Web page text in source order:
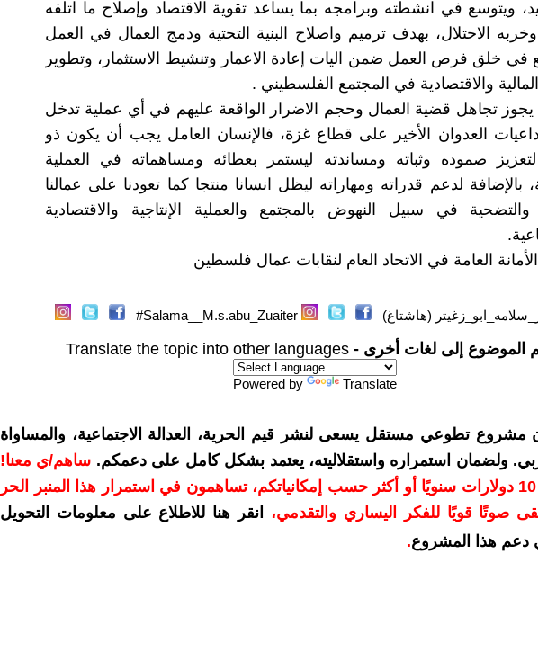
ويتوسع في انشطته وبرامجه بما يساعد تقوية الاقتصاد وإصلاح ما اتلفه
الاحتلال، بهدف ترميم واصلاح البنية التحتية ودمج العمال في العمل
في خلق فرص العمل ضمن اليات إعادة الاعمار وتنشيط الاستثمار، وتطوير
المالية والاقتصادية في المجتمع الفلسطيني .
يجوز تجاهل قضية العمال وحجم الاضرار الواقعة عليهم في أي عملية تدخل
العدوان الأخير على قطاع غزة، فالإنسان العامل يجب أن يكون ذو
لتعزيز صموده وثباته ومساندته ليستمر بعطائه ومساهماته في العملية
بالإضافة لدعم قدراته ومهاراته ليظل انسانا منتجا كما تعودنا على عمالنا
والتضحية في سبيل النهوض بالمجتمع والعملية الإنتاجية والاقتصادية
العامة في الاتحاد العام لنقابات عمال فلسطين
(هاشتاغ) Salama__M.s.abu_Zuaiter#
الموضوع إلى لغات أخرى - Translate the topic into other languages
Powered by Translate
مشروع تطوعي مستقل يسعى لنشر قيم الحرية، العدالة الاجتماعية، والمساواة
ولضمان استمراره واستقلاليته، يعتمد بشكل كامل على دعمكم. ساهم/ي معنا!
بدعمكم بمبلغ 10 دولارات سنويًا أو أكثر حسب إمكانياتكم، تساهمون في استمرار هذا المنبر الحر
صوتًا قويًا للفكر اليساري والتقدمي،
انقر هنا للاطلاع على معلومات التحويل
دعم هذا المشروع.